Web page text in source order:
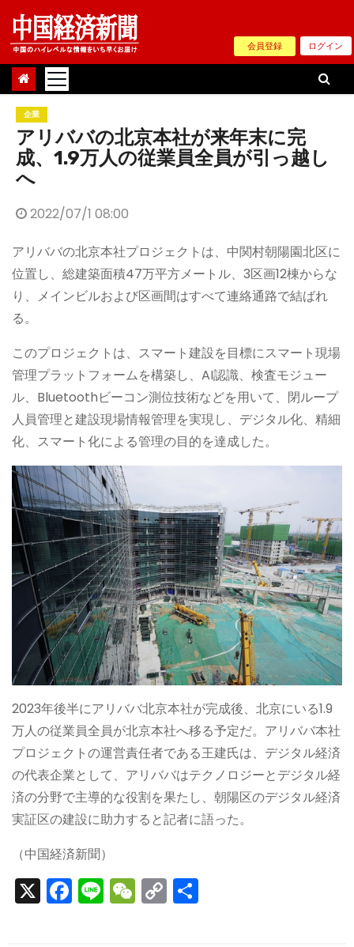
Skip
content
会員登録 ログイン
企業
アリババの北京本社が来年末に完
成、1.9万人の従業員全員が引っ越し
へ
2022/07/1 08:00
アリババの北京本社プロジェクトは、中関村朝陽園北区に
位置し、総建築面積47万平方メートル、3区画12棟からな
り、メインビルおよび区画間はすべて連絡通路で結ばれ
る。
このプロジェクトは、スマート建設を目標にスマート現場
管理プラットフォームを構築し、AI認識、検査モジュー
ル、Bluetoothビーコン測位技術などを用いて、閉ループ
人員管理と建設現場情報管理を実現し、デジタル化、精細
化、スマート化による管理の目的を達成した。
2023年後半にアリババ北京本社が完成後、北京にいる1.9
万人の従業員全員が北京本社へ移る予定だ。アリババ本社
プロジェクトの運営責任者である王建氏は、デジタル経済
の代表企業として、アリババはテクノロジーとデジタル経
済の分野で主導的な役割を果たし、朝陽区のデジタル経済
実証区の建設に助力すると記者に語った。
（中国経済新聞）
X F
a
Li
n
W
e
C
o